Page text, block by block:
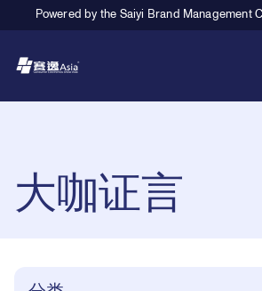
Powered by the Saiyi Brand Management
大咖证言